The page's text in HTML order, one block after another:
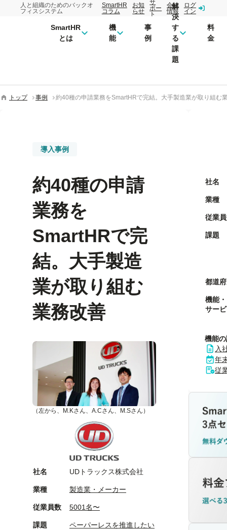
人と組織のためのバックオ
フィスシステム
SmartHR
コラム
お知
らせ
サ
ポー
ト
会社
情報
ログ
イン
SmartHR
とは
機
能
事
例
解
決
す
る
課
題
料
金
トップ 事例 約40種の申請業務をSmartHRで完結。大手製造業が取り組む
導入事例
約40種の申請
業務を
SmartHRで完
結。大手製造
業が取り組む
業務改善
（左から、M.Kさん、A.Cさん、M.Sさん）
社名 UDトラックス株式会社
業種 製造業・メーカー
従業員数 5001名〜
課題
ペーパーレスを推進したい
社名
業種
従業
課題
都道
機能・
サー
機能
入
年
従